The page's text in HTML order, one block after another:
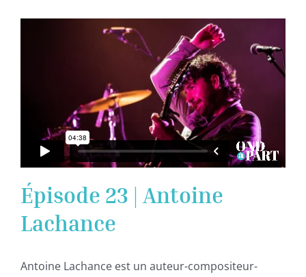
Épisode 23 | Antoine
Lachance
Antoine Lachance est un auteur-compositeur-